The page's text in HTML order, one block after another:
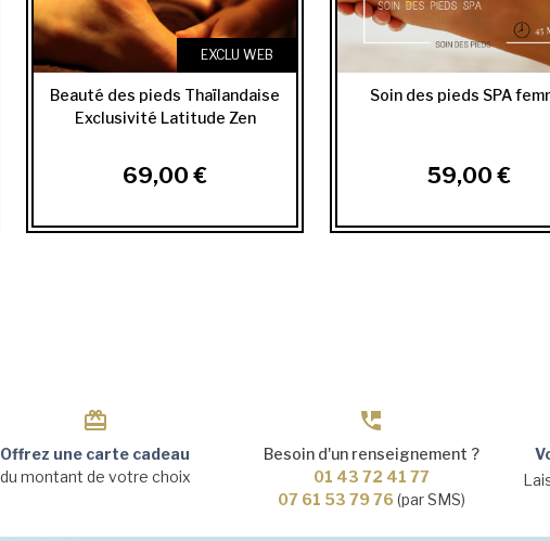
EXCLU WEB
Beauté des pieds Thaïlandaise
Exclusivité Latitude Zen
69,00 €
Soin des pieds SPA
59,00 €
Offrez une carte cadeau
du montant de votre choix
Besoin d'un renseignement ?
01 43 72 41 77
07 61 53 79 76 (par SMS)